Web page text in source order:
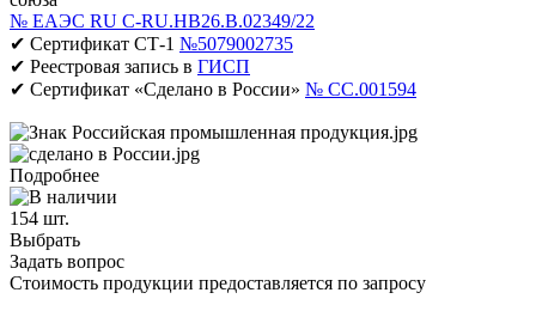
№ ЕАЭС RU C-RU.НВ26.В.02349/22
✔ Сертификат СТ-1 №5079002735
✔ Реестровая запись в ГИСП
✔ Сертификат «Сделано в России» № CC.001594
Подробнее
154 шт.
Выбрать
Задать вопрос
Стоимость продукции предоставляется по запросу